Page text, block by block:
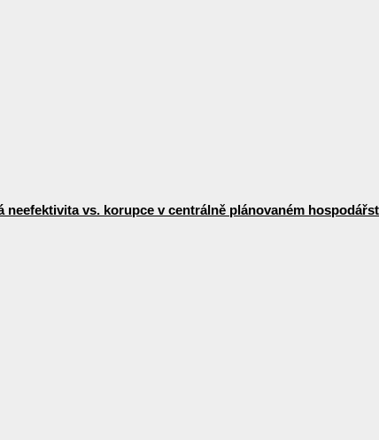
vs. korupce v centrálně plánovaném